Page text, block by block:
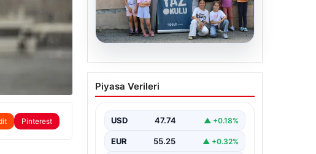
Pinterest
06.08.2026
TÜGVA’dan çocuklar için
meydan şenlikleri
Piyasa Verileri
USD 47.74 ▲ +0.18%
EUR 55.25 ▲ +0.32%